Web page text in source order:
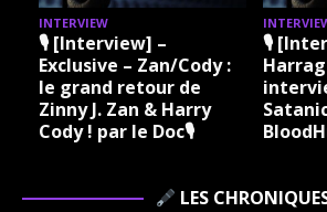
INTERVIEW
🎙 [Interview] –
Exclusive – Zan/Cody :
le grand retour de
Zinny J. Zan & Harry
Cody ! par le Doc🎙
🎙
LES